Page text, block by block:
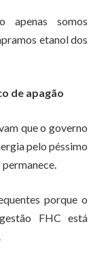
apenas somos
etanol dos
de apagão
que o governo
pelo péssimo
porque o
FHC está